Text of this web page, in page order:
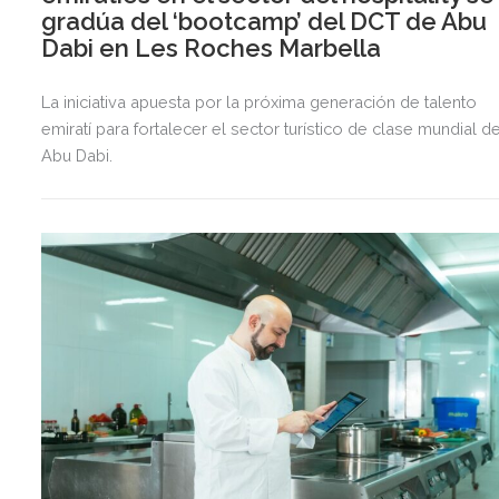
gradúa del ‘bootcamp’ del DCT de Abu
Dabi en Les Roches Marbella
La iniciativa apuesta por la próxima generación de talento
emiratí para fortalecer el sector turístico de clase mundial
Abu Dabi.